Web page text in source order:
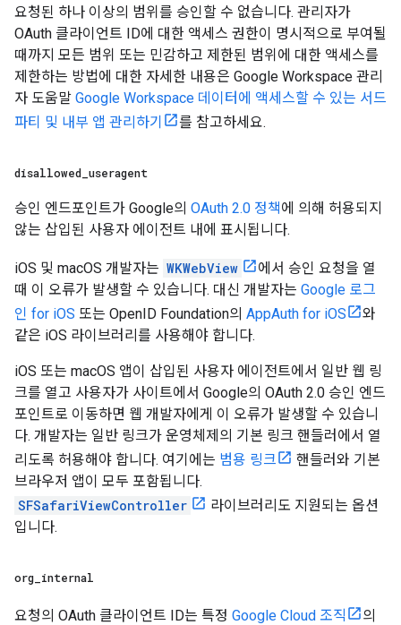
요청된 하나 이상의 범위를 승인할 수 없습니다. 관리자가
OAuth 클라이언트 ID에 대한 액세스 권한이 명시적으로 부여될
때까지 모든 범위 또는 민감하고 제한된 범위에 대한 액세스를
제한하는 방법에 대한 자세한 내용은 Google Workspace 관리
자 도움말 Google Workspace 데이터에 액세스할 수 있는 서드
파티 및 내부 앱 관리하기
를 참고하세요.
disallowed useragent
승인 엔드포인트가 Google의 OAuth 2.0 정책 에 의해 허용되지
않는 삽입된 사용자 에이전트 내에 표시됩니다.
iOS 및 macOS 개발자는 WKWebView
에서 승인 요청을 열
때 이 오류가 발생할 수 있습니다. 대신 개발자는 Google 로그
인 for iOS 또는 OpenID Foundation의 AppAuth for iOS
와
같은 iOS 라이브러리를 사용해야 합니다.
iOS 또는 macOS 앱이 삽입된 사용자 에이전트에서 일반 웹 링
크를 열고 사용자가 사이트에서 Google의 OAuth 2.0 승인 엔드
포인트로 이동하면 웹 개발자에게 이 오류가 발생할 수 있습니
다. 개발자는 일반 링크가 운영체제의 기본 링크 핸들러에서 열
리도록 허용해야 합니다. 여기에는 범용 링크
핸들러와 기본
브라우저 앱이 모두 포함됩니다.
SFSafariViewController
라이브러리도 지원되는 옵션
입니다.
org internal
요청의 OAuth 클라이언트 ID는 특정 Google Cloud 조직
의